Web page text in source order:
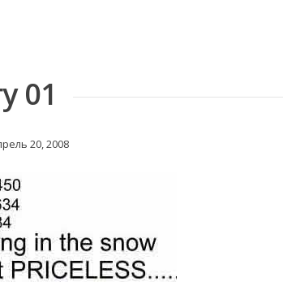
01
20, 2008